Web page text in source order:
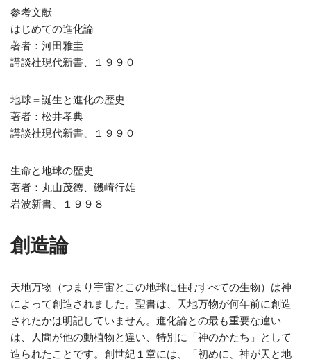
参考文献
はじめての進化論
著者：河田雅圭
講談社現代新書、１９９０
地球＝誕生と進化の歴史
著者：松井孝典
講談社現代新書、１９９０
生命と地球の歴史
著者：丸山茂徳、磯崎行雄
岩波新書、１９９８
創造論
天地万物（つまり宇宙とこの地球に住むすべての生物）は神
によって創造されました。聖書は、天地万物が何年前に創造
されたかは明記していません。進化論との最も重要な違い
は、人間が他の動植物と違い、特別に「神のかたち」として
造られたことです。創世紀１章には、「初めに、神が天と地